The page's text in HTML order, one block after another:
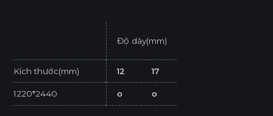
Độ dày(mm)
Kích thước(mm) 12 17
1220*2440 o o